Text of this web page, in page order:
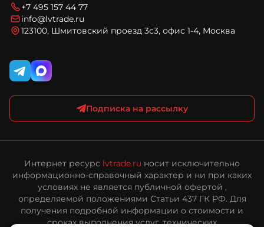
Соглашение на обработку персональных данных
Политика конфиденциальности и обработки
персональных данных
Карта сайта
Подписка на рассылку
+7 495 157 44 77
info@lvtrade.ru
123100, Шмитовский проезд 3с3, офис 1-4, Москва
Интернет ресурс lvtrade.ru носит исключительно
информационно-справочный характер и ни при каких
условиях не является публичной офертой ,
определяемой положениями Статьи 437 ГК РФ. Для
получения подробной информации о стоимости и
сроках выполнения услуг, технических